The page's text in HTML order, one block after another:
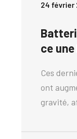
24 février
ce
Ces
ont
gravité,